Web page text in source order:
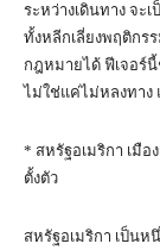
ระหว่างเดินทาง จะ
ทั้งหลีกเลี่ยงพฤติกร
กฎหมายได้ ฟีเจอร์
ไม่ใช่แค่ไม่หลงทาง
* สหรัฐอเมริกา เมื
ตั้งตัว
สหรัฐอเมริกา เป็นห